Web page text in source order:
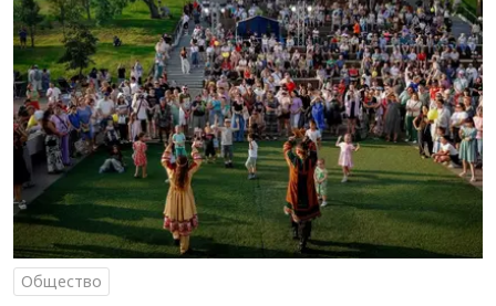
Общество